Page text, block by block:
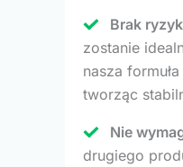
Brak
zostanie
nasza
tworząc
Nie
drugiego